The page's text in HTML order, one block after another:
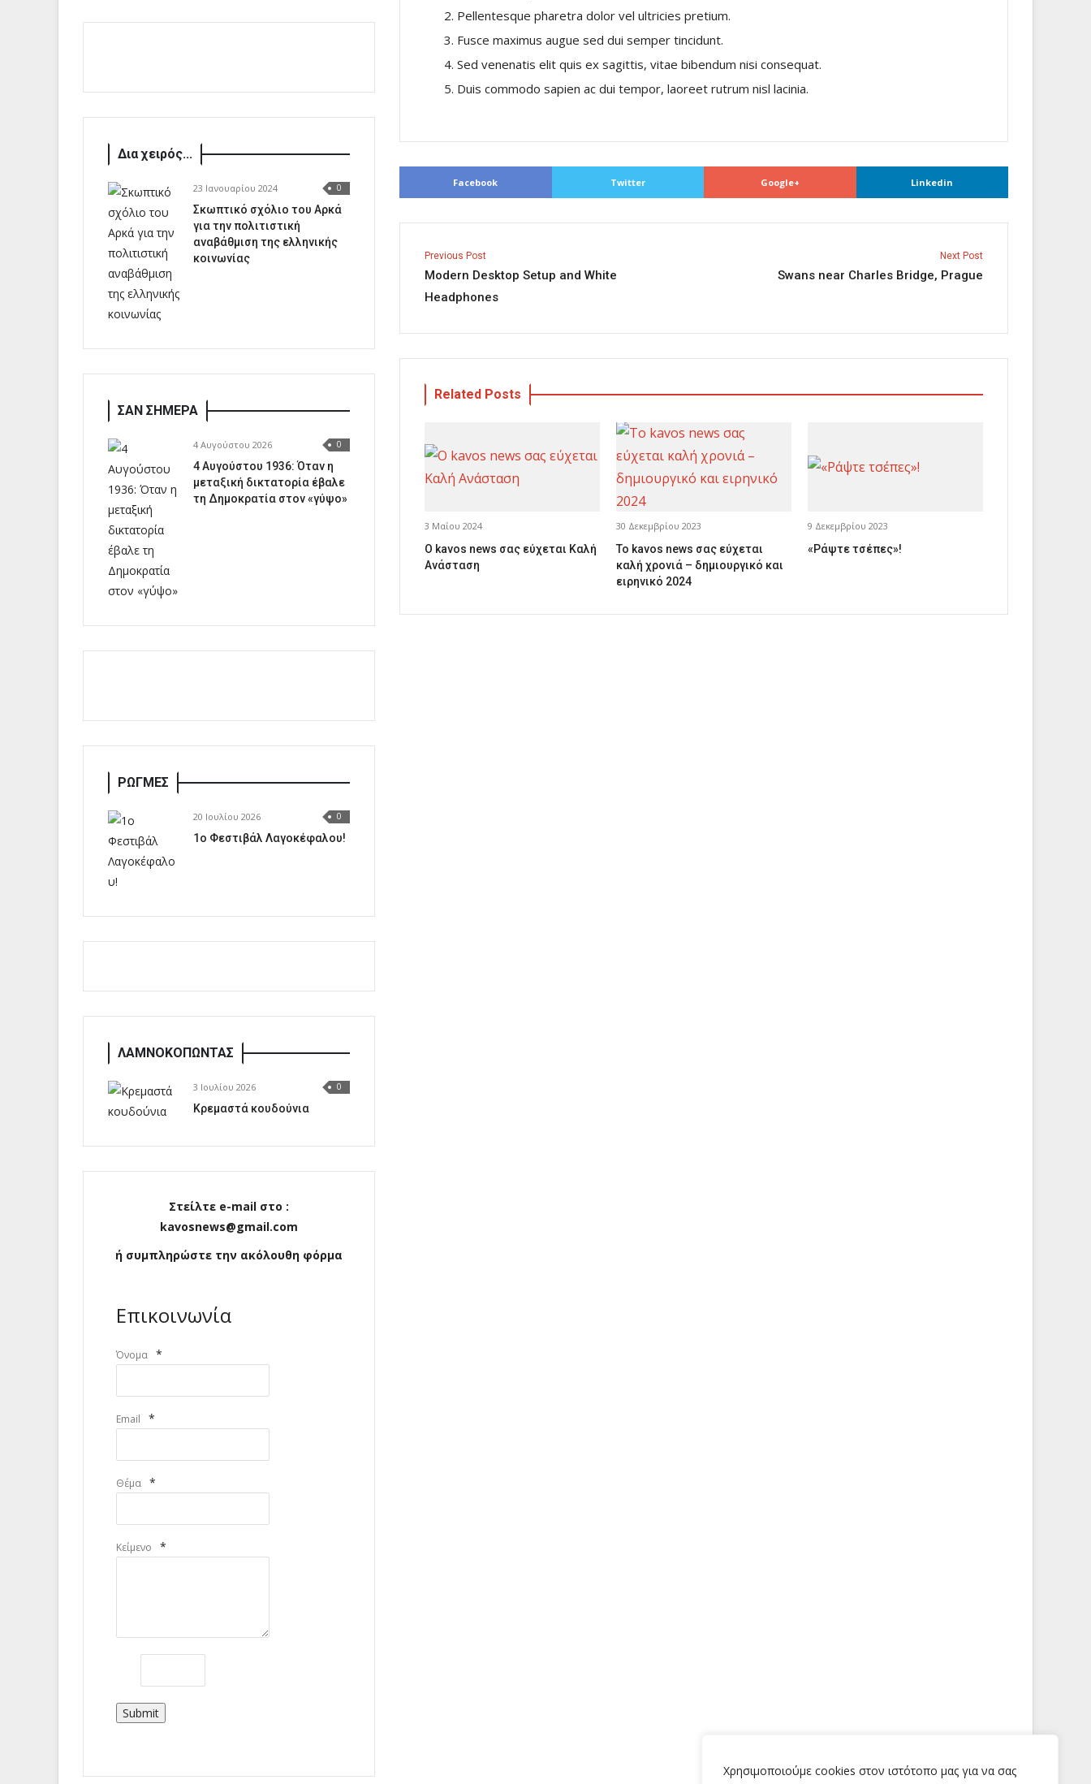
Χρησιμοποιούμε cookies στον ιστότοπο μας για να σας
Pellentesque pharetra dolor vel ultricies pretium.
Fusce maximus augue sed dui semper tincidunt.
Sed venenatis elit quis ex sagittis, vitae bibendum nisi consequat.
Duis commodo sapien ac dui tempor, laoreet rutrum nisl lacinia.
Facebook Twitter Google+ Linkedin
Previous Post
Modern Desktop Setup and White
Headphones
Next Post
Swans near Charles Bridge, Prague
Related Posts
3 Μαΐου 2024
Ο kavos news σας εύχεται Καλή
Ανάσταση
30 Δεκεμβρίου 2023
Το kavos news σας εύχεται
καλή χρονιά – δημιουργικό και
ειρηνικό 2024
9 Δεκεμβρίου 2023
«Ράψτε τσέπες»!
Δια χειρός...
23 Ιανουαρίου 2024 0
Σκωπτικό σχόλιο του Αρκά
για την πολιτιστική
αναβάθμιση της ελληνικής
κοινωνίας
ΣΑΝ ΣΗΜΕΡΑ
4 Αυγούστου 2026 0
4 Αυγούστου 1936: Όταν η
μεταξική δικτατορία έβαλε
τη Δημοκρατία στον «γύψο»
ΡΩΓΜΕΣ
20 Ιουλίου 2026 0
1o Φεστιβάλ Λαγοκέφαλου!
ΛΑΜΝΟΚΟΠΩΝΤΑΣ
3 Ιουλίου 2026 0
Κρεμαστά κουδούνια
Στείλτε e-mail στο :
kavosnews@gmail.com
ή συμπληρώστε την ακόλουθη φόρμα
Επικοινωνία
Όνομα *
Email *
Θέμα *
Κείμενο *
Submit